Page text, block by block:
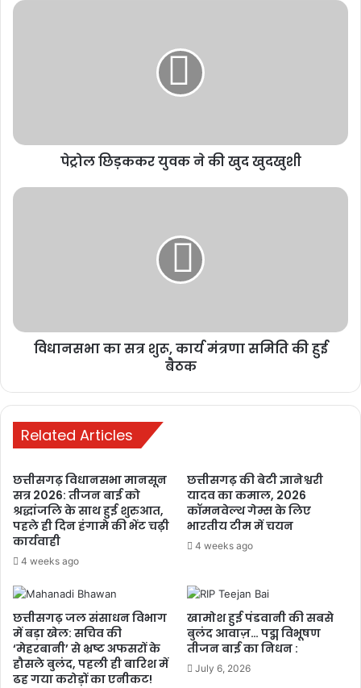
कर्मचारियों व आमजन परेशान
2 weeks ago
बढ़ा भूजल स्तर
chhattisgarh बुलंद छत्तीसगढ़
पेट्रोल छिड़ककर युवक ने की खुद खुदखुशी
विधानसभा का सत्र शुरू, कार्य मंत्रणा समिति की हुई
बैठक
Related Articles
छत्तीसगढ़ विधानसभा मानसून
सत्र 2026: तीजन बाई को
श्रद्धांजलि के साथ हुई शुरुआत,
पहले ही दिन हंगामे की भेंट चढ़ी
कार्यवाही
4 weeks ago
छत्तीसगढ़ की बेटी ज्ञानेश्वरी
यादव का कमाल, 2026
कॉमनवेल्थ गेम्स के लिए
भारतीय टीम में चयन
4 weeks ago
छत्तीसगढ़ जल संसाधन विभाग
में बड़ा खेल: सचिव की
‘मेहरबानी’ से भ्रष्ट अफसरों के
हौसले बुलंद, पहली ही बारिश में
ढह गया करोड़ों का एनीकट!
खामोश हुई पंडवानी की सबसे
बुलंद आवाज़… पद्म विभूषण
तीजन बाई का निधन :
July 6, 2026